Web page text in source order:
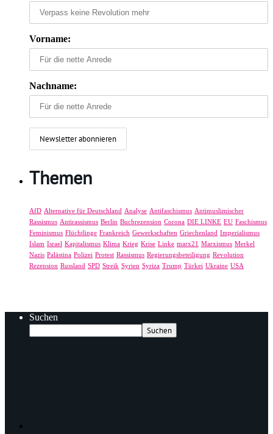
Vorname:
Nachname:
Themen
AfD Alternative für Deutschland Analyse Antifaschismus Antimuslimischer
Rassismus Antirassismus Berlin Buchrezension Corona DIE LINKE EU Faschismus
Feminismus Flüchtlinge Frankreich Gewerkschaften Griechenland Imperialismus
Islam Israel Kapitalismus Klima Krieg Krise Linke marx21 Marxismus Merkel
Nazis Palästina Polizei Protest Rassismus Regierungsbeteiligung Revolution
Rezension Russland SPD Streik Syrien Syriza Trump Türkei Ukraine USA
Suchen
Suchen